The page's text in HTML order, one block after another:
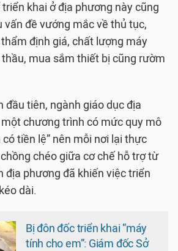
khai ở địa phương này cũng
vấn đề vướng mắc về thủ tục,
định giá, chất lượng máy
mua sắm thiết bị cũng rườm
đầu tiên, ngành giáo dục địa
chương trình có mức quy mô
có tiền lệ” nên mỗi nơi lại thực
chéo giữa cơ chế hỗ trợ từ
địa phương đã khiến việc triển
dài.
Bị đôn đốc triển khai “máy
tính cho em”: Giám đốc Sở